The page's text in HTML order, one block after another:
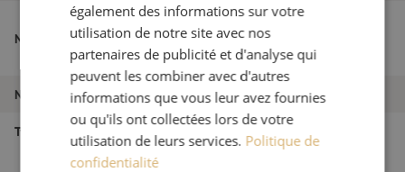
Nom de l'article
Adaptateur, 50 Ohm, TNC/mâle-
SMA/femelle, Huber+Suhner (33_TNC-
SMA-50-1/1_UE)
Numéro d'article M6000214
Type de produit
également des informations sur votre
utilisation de notre site avec nos
partenaires de publicité et d'analyse qui
peuvent les combiner avec d'autres
informations que vous leur avez fournies
ou qu'ils ont collectées lors de votre
utilisation de leurs services. Politique de
confidentialité